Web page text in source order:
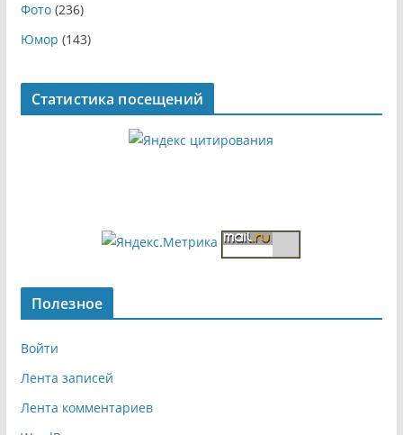
Фото(236)
Юмор (143)
Статистика посещений
Полезное
Войти
Лента записей
Лента комментариев